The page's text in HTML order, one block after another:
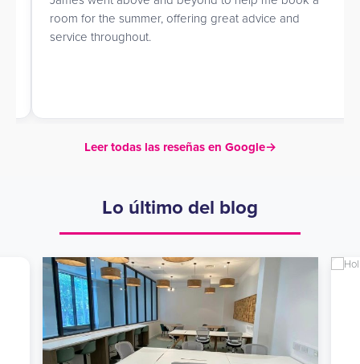
room for the summer, offering great advice and
service throughout.
Leer todas las reseñas en Google→
Lo último del blog